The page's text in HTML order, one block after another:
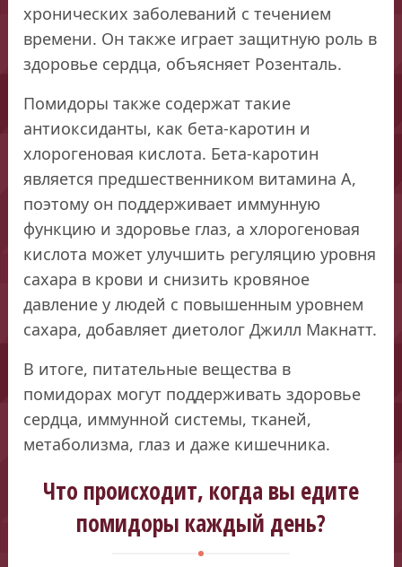
хронических заболеваний с течением
времени. Он также играет защитную роль в
здоровье сердца, объясняет Розенталь.
Помидоры также содержат такие
антиоксиданты, как бета-каротин и
хлорогеновая кислота. Бета-каротин
является предшественником витамина А,
поэтому он поддерживает иммунную
функцию и здоровье глаз, а хлорогеновая
кислота может улучшить регуляцию уровня
сахара в крови и снизить кровяное
давление у людей с повышенным уровнем
сахара, добавляет диетолог Джилл Макнатт.
В итоге, питательные вещества в
помидорах могут поддерживать здоровье
сердца, иммунной системы, тканей,
метаболизма, глаз и даже кишечника.
Что происходит, когда вы едите
помидоры каждый день?